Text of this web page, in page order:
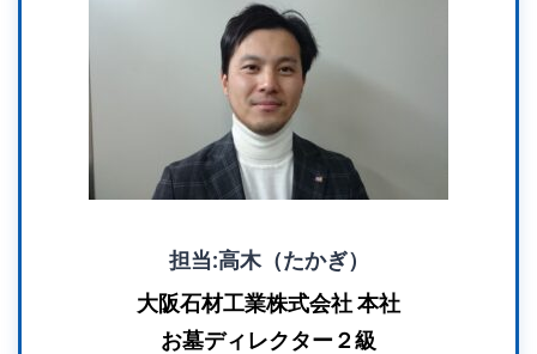
担当:高木（たかぎ）
大阪石材工業株式会社 本社
お墓ディレクター２級